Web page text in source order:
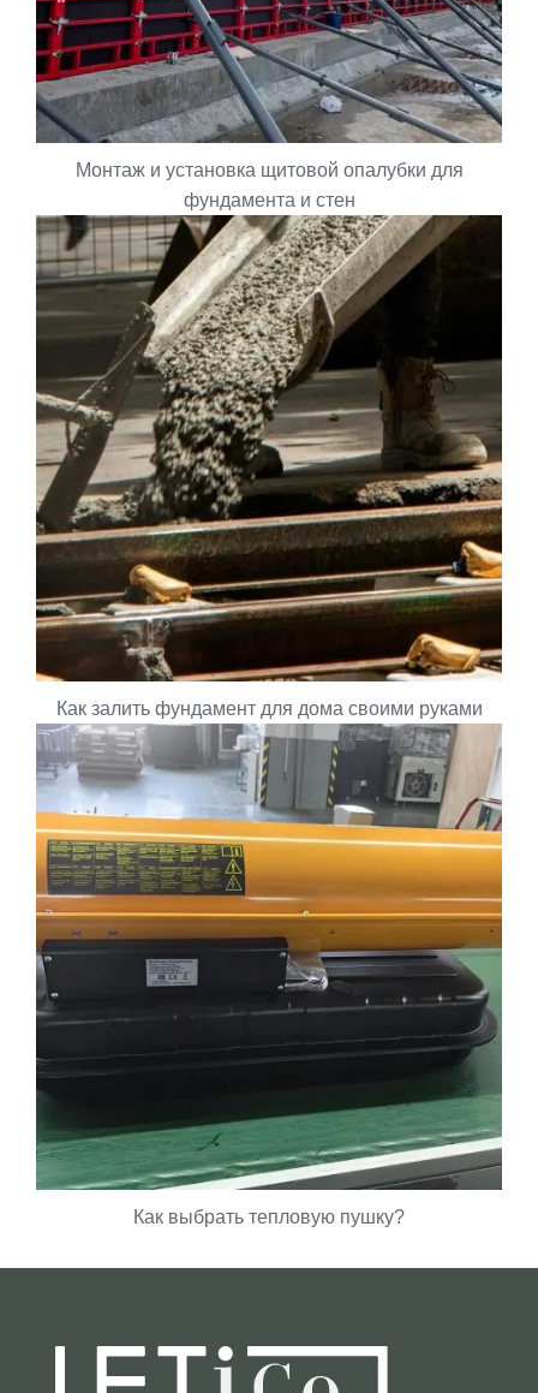
Монтаж и установка щитовой опалубки для
фундамента и стен
Как залить фундамент для дома своими руками
Как выбрать тепловую пушку?